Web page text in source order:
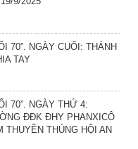
70”. NGÀY CUỐI: THÁNH
TAY
70”. NGÀY THỨ 4:
ĐĐK ĐHY PHANXICÔ
THUYỀN THÚNG HỘI AN